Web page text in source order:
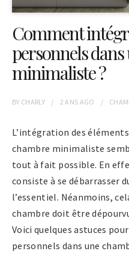
Comment
personnels
minimaliste ?
BY CHARLY 2 ANS AGO
L’intégration des
chambre minimaliste
tout à fait possible. En
consiste à se débarrasser
l’essentiel. Néanmoins,
chambre doit être
Voici quelques astuces
personnels dans une